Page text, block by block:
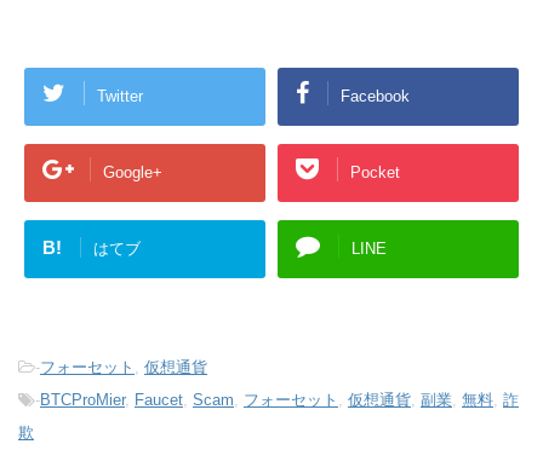
Twitter Facebook
Google+ Pocket
B! はてブ LINE
-フォーセット
仮想通貨
-BTCProMier, Faucet Scam フォーセット 仮想通貨 副業 無料 詐
欺